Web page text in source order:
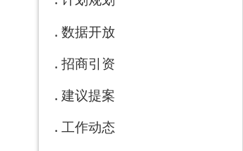
重大项目
权责清单
行政许可
行政处罚/强制